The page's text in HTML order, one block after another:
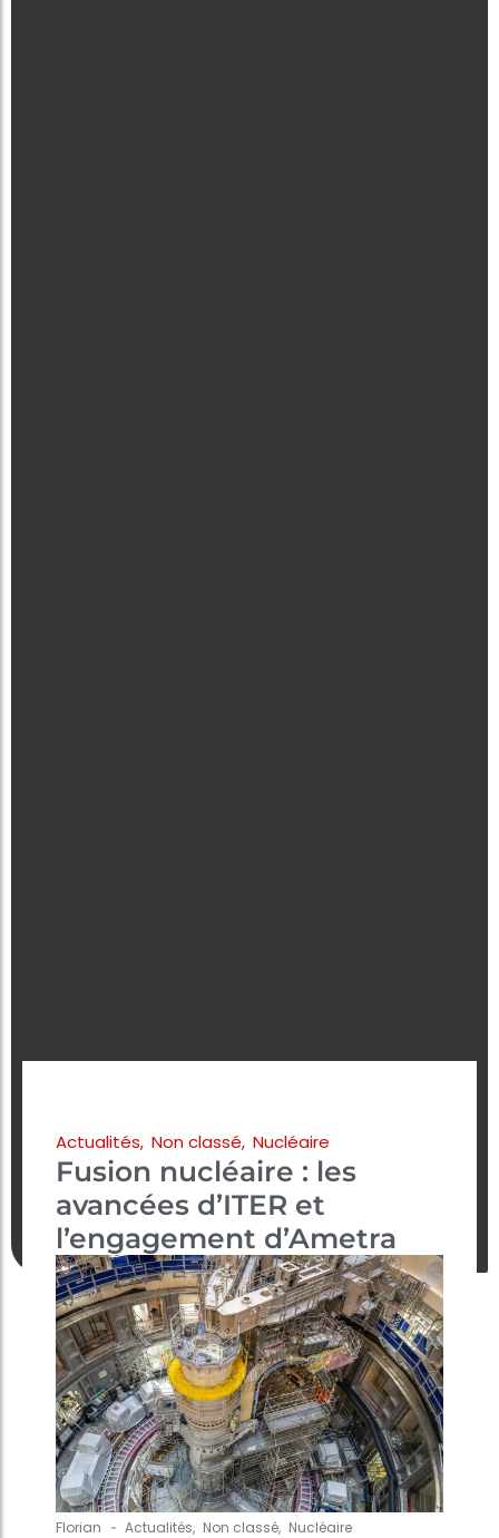
Actualités, Non classé, Nucléaire
Fusion nucléaire : les
avancées d’ITER et
l’engagement d’Ametra
Florian - Actualités, Non classé, Nucléaire